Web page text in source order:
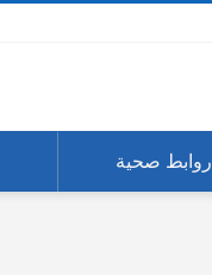
روابط صحية